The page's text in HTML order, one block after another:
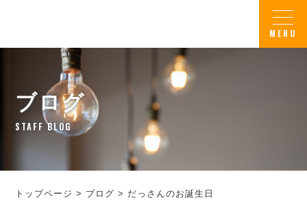
ブログ
STAFF BLOG
トップページ > ブログ > だっさんのお誕生日